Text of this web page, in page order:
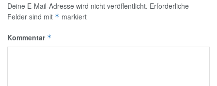
Deine E-Mail-Adresse wird nicht veröffentlicht. Erforderliche
Felder sind mit * markiert
Kommentar *